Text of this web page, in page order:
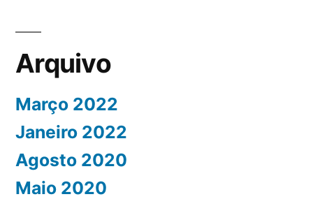
Arquivo
Março 2022
Janeiro 2022
Agosto 2020
Maio 2020